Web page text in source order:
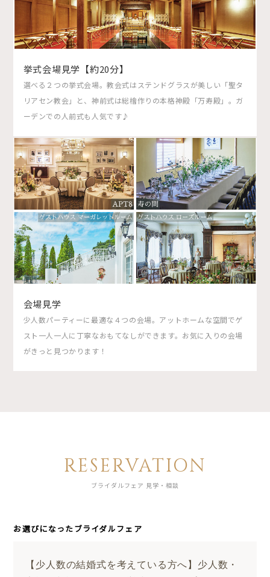
挙式会場見学【約20分】
選べる２つの挙式会場。教会式はステンドグラスが美しい「聖タ
リアセン教会」と、神前式は総檜作りの本格神殿「万寿殿」。ガ
ーデンでの人前式も人気です♪
会場見学
少人数パーティーに最適な４つの会場。アットホームな空間でゲ
スト一人一人に丁寧なおもてなしができます。お気に入りの会場
がきっと見つかります！
RESERVATION
ブライダルフェア 見学・相談
お選びになったブライダルフェア
【少人数の結婚式を考えている方へ】少人数・